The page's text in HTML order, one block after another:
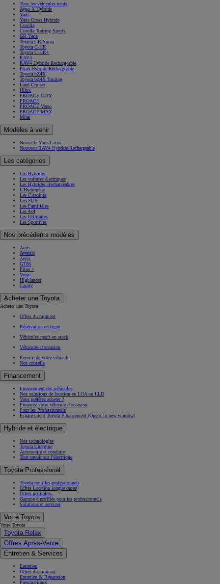
Tous les véhicules neufs
Aygo X Hybride
Yaris
Yaris Cross Hybride
Corolla
Corolla Touring Sports
GR Yaris
Toyota GR Supra
Toyota C-HR
Toyota C-HR+
RAV4
RAV4 Hybride Rechargeable
Prius Hybride Rechargeable
Toyota bZ4X
Toyota bZ4X Touring
Land Cruiser
Hilux
PROACE CITY
PROACE
PROACE Verso
PROACE MAX
Mirai
Modèles à venir
Nouvelle Yaris Cross
Nouveau RAV4 Hybride Rechargeable
Les catégories
Les Hybrides
Les voitures électriques
Les Hybrides Rechargeables
L'Hydrogène
Les Citadines
Les SUV
Les Familiales
Les 4x4
Les Utilitaires
Les Sportives
Nos précédents modèles
Auris
Avensis
Aygo
GT86
Prius +
Verso
Highlander
Camry
Acheter une Toyota
Acheter une Toyota
Offres du moment
Réservation en ligne
Véhicules neufs en stock
Véhicules d'occasion
Reprise de votre véhicule
Nos conseils
Financement
Financement des véhicules
Nos solutions de location en LOA ou LLD
Vous préférez acheter ?
Financez votre véhicule d'occasion
Pour les Professionnels
Espace client Toyota Financement (Opens in new window)
Hybride et électrique
Nos technologies
Toyota Charging
Autonomie et conduite
Tout savoir sur l’électrique
Toyota Professional
Toyota pour les professionnels
Offres Location longue durée
Offres utilitaires
Gamme électrifiée pour les professionnels
Solutions et services
Votre Toyota
Votre Toyota
Toyota Relax
Offres Après-Vente
Entretien & Services
Entretien
Offres du moment
Entretien & Réparation
Pneumatiques